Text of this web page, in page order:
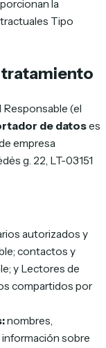
la
Tipo
Responsable (el
de datoses
empresa
g. 22, LT-03151
autorizados y
contactos y
y Lectores de
compartidos por
nombres,
sobre